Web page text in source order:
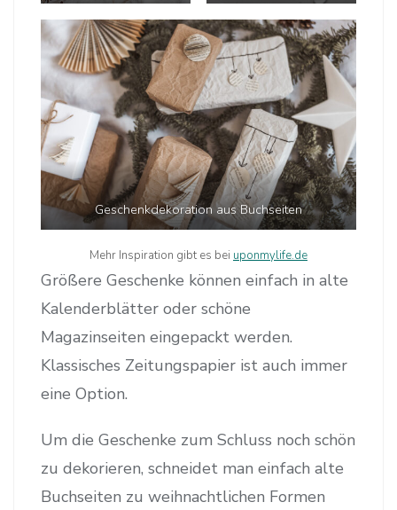
Geschenkdekoration aus Buchseiten
Mehr Inspiration gibt es bei uponmylife.de
Größere Geschenke können einfach in alte
Kalenderblätter oder schöne
Magazinseiten eingepackt werden.
Klassisches Zeitungspapier ist auch immer
eine Option.
Um die Geschenke zum Schluss noch schön
zu dekorieren, schneidet man einfach alte
Buchseiten zu weihnachtlichen Formen